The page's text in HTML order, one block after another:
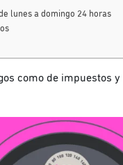
lunes a domingo 24 horas
como de impuestos y